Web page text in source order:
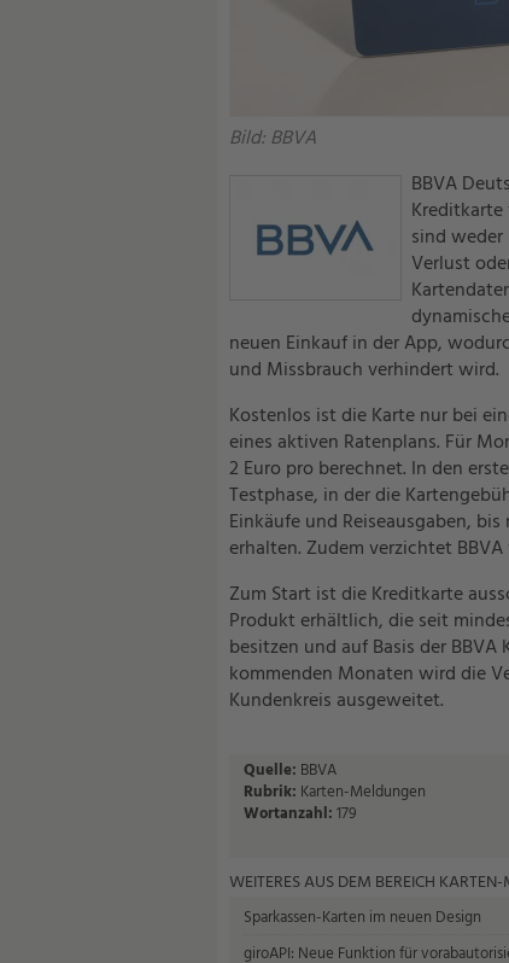
Bild: BBVA
BBVA
sind
Verlust
neuen Einkauf in der App,
und Missbrauch verhindert wird.
Kostenlos ist die Karte nur bei
eines aktiven Ratenplans. Für
2 Euro pro berechnet. In den
Testphase, in der die
Einkäufe und Reiseausgaben,
erhalten. Zudem verzichtet
Zum Start ist die Kreditkarte
Produkt erhältlich, die seit
besitzen und auf Basis der
kommenden Monaten wird die
Kundenkreis ausgeweitet.
Quelle: BBVA
Rubrik: Karten-Meldungen
Wortanzahl:179
WEITERES AUS DEM BEREICH
Sparkassen-Karten im neuen Design
giroAPI: Neue Funktion für